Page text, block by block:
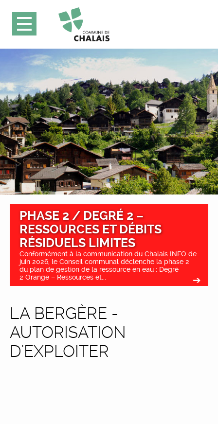
PHASE 2 / DEGRÉ 2 –
RESSOURCES ET DÉBITS
RÉSIDUELS LIMITES
Conformément à la communication du Chalais INFO de
juin 2026, le Conseil communal déclenche la phase 2
du plan de gestion de la ressource en eau : Degré
2 Orange – Ressources et...
LA BERGÈRE -
AUTORISATION
D'EXPLOITER